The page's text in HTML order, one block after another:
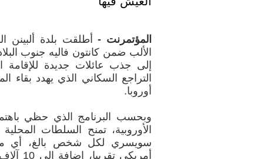
المؤتمرنت -
أطلقت بلدة ألبينن
الألب ضمن كانتون فاليه جنوب
إلى جذب عائلات جديدة للإقامة
التراجع السكاني الذي يهدد بقاء
أوروبا.
وبحسب البرنامج الذي حظي